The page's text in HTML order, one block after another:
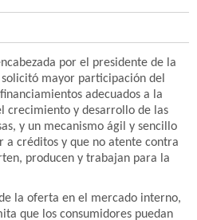
por el presidente de la
mayor participación del
adecuados a la
crecimiento y desarrollo de las
y un mecanismo ágil y sencillo
a créditos y que no atente contra
producen y trabajan para la
la oferta en el mercado interno,
que los consumidores puedan